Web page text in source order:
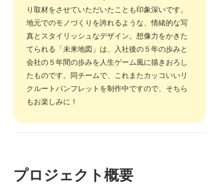
り取材をさせていただいたことも印象深いです。
地元でのモノづくりを誇れるような、情緒的な写
真とスタイリッシュなデザイン。想像力をかきた
てられる「未来地図」は、入社後の５年の歩みと
会社の５年間の歩みを人生ゲーム風に描きおろし
たものです。同チームで、これまたカッコいいリ
クルートパンフレットを制作中ですので、そちら
もお楽しみに！
プロジェクト概要